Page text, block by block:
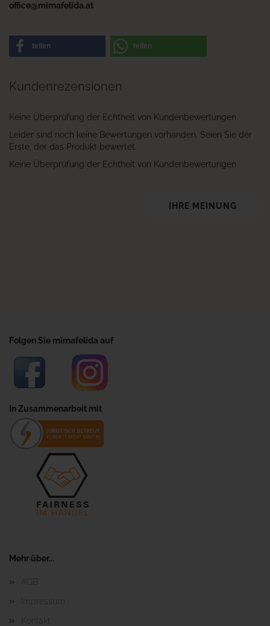
office@mimafelida.at
teilen teilen
Kundenrezensionen
Keine Überprüfung der Echtheit von Kundenbewertungen
Leider sind noch keine Bewertungen vorhanden. Seien Sie der
Erste, der das Produkt bewertet.
Keine Überprüfung der Echtheit von Kundenbewertungen
IHRE MEINUNG
Folgen Sie mimafelida auf
In Zusammenarbeit mit
Mehr über...
Impressum
Kontakt